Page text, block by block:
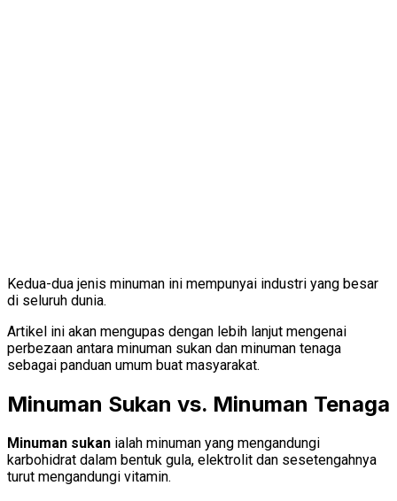
Kedua-dua jenis minuman ini mempunyai industri yang besar
di seluruh dunia.
Artikel ini akan mengupas dengan lebih lanjut mengenai
perbezaan antara minuman sukan dan minuman tenaga
sebagai panduan umum buat masyarakat.
Minuman Sukan vs. Minuman Tenaga
Minuman sukan ialah minuman yang mengandungi
karbohidrat dalam bentuk gula, elektrolit dan sesetengahnya
turut mengandungi vitamin.